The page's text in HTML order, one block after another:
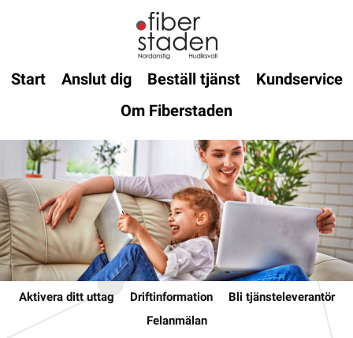
Start Anslut dig Beställ tjänst
Kundservice
Om Fiberstaden
Aktivera ditt uttag Driftinformation
Bli tjänsteleverantör
Felanmälan